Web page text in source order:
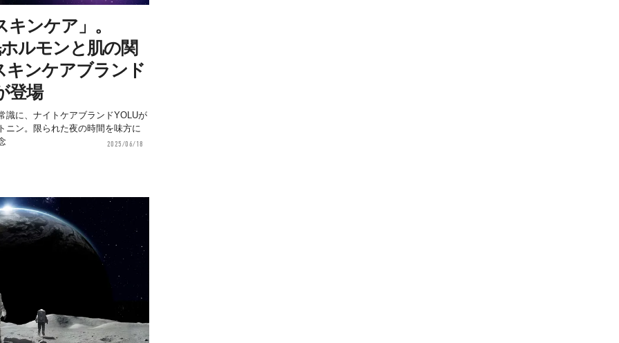
ンケア」。
ルモンと肌の関
キンケアブランド
登場
識に、ナイトケアブランドYOLUが
ニン。限られた夜の時間を味方に
2025/06/18